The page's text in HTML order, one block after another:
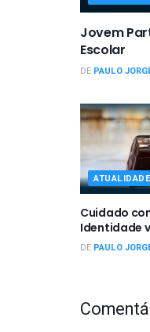
Jovem
Escolar
DE PAULO
ATUALIDADE
Cuidado
Identidade
DE PAULO